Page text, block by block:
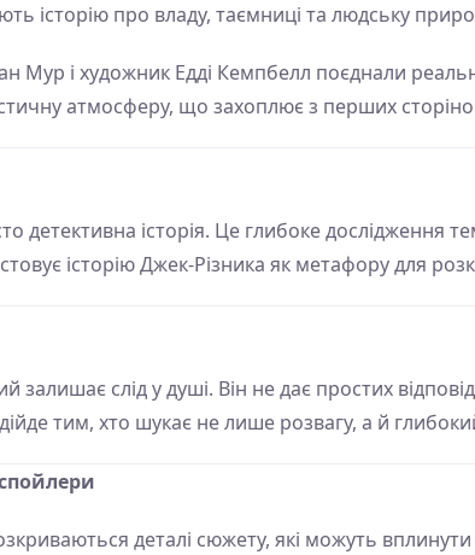
історію про владу, таємниці та людську
Мур і художник Едді Кемпбелл поєднали
атмосферу, що захоплює з перших
детективна історія. Це глибоке дослідження
історію Джек-Різника як метафору для
залишає слід у душі. Він не дає простих
тим, хто шукає не лише розвагу, а й глибокий
деталі сюжету, які можуть